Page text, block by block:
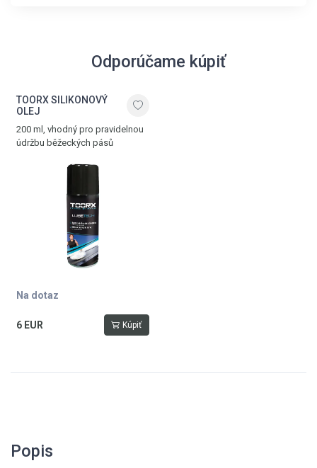
Odporúčame kúpiť
TOORX SILIKONOVÝ
OLEJ
200 ml, vhodný pro pravidelnou
údržbu běžeckých pásů
Na dotaz
6 EUR Kúpiť
Popis